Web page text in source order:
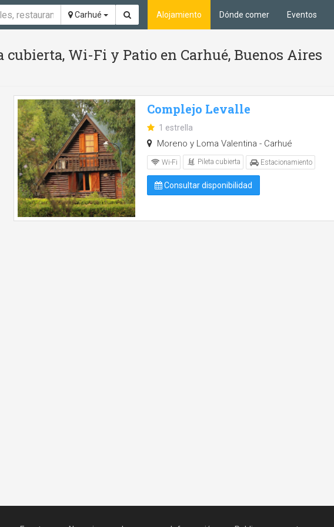
Carhué Alojamiento Dónde comer Eventos
cubierta, Wi-Fi y Patio en Carhué, Buenos Aires
Complejo Levalle
1 estrella
Moreno y Loma Valentina - Carhué
Wi-Fi Pileta cubierta Estacionamiento
Consultar disponibilidad